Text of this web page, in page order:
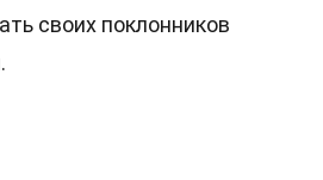
своих поклонников